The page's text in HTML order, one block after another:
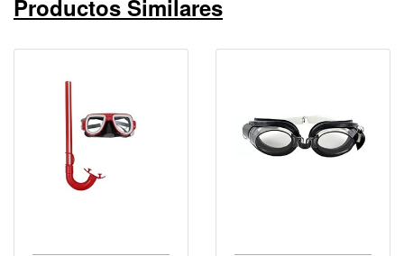
Productos Similares